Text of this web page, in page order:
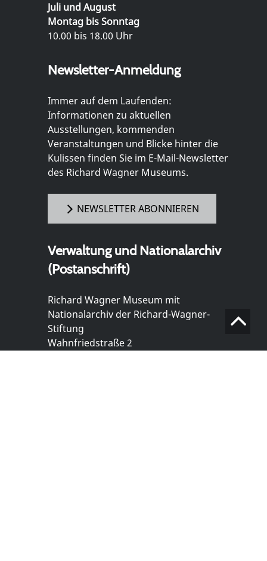
Juli und August
Montag bis Sonntag
10.00 bis 18.00 Uhr
Newsletter-Anmeldung
Immer auf dem Laufenden:
Informationen zu aktuellen
Ausstellungen, kommenden
Veranstaltungen und Blicke hinter die
Kulissen finden Sie im E-Mail-Newsletter
des Richard Wagner Museums.
NEWSLETTER ABONNIEREN
Verwaltung und Nationalarchiv
(Postanschrift)
Richard Wagner Museum mit
Nationalarchiv der Richard-Wagner-
Stiftung
Wahnfriedstraße 2